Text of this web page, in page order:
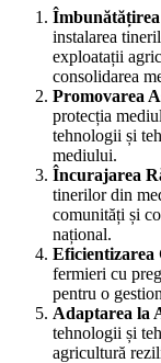
instalarea
exploatații
consolidarea
Promovarea
protecția
tehnologii și
mediului.
Încurajarea
tinerilor din
comunități și
național.
Eficientizarea
fermieri cu
pentru o
Adaptarea la
tehnologii și
agricultură